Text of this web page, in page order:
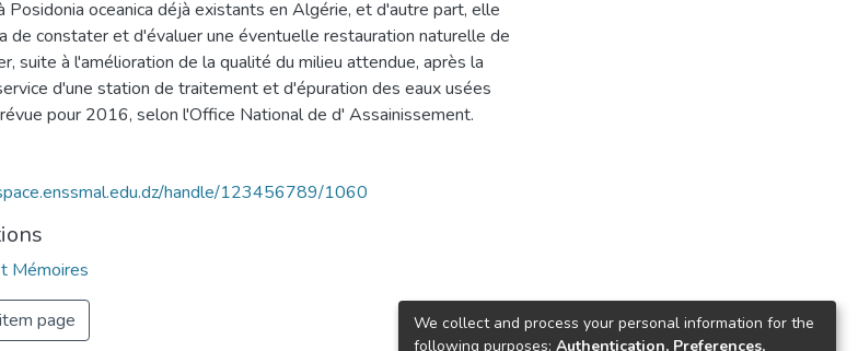
Posidonia oceanica déjà existants en Algérie, et d'autre part, elle
de constater et d'évaluer une éventuelle restauration naturelle de
suite à l'amélioration de la qualité du milieu attendue, après la
d'une station de traitement et d'épuration des eaux usées
pour 2016, selon l'Office National de d' Assainissement.
handle/123456789/1060
Mémoires
page
We collect and process your personal information for the
following purposes: Authentication, Preferences,